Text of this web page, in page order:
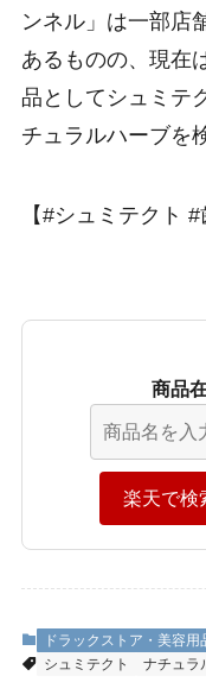
ンネル」は一部店
あるものの、現在
品としてシュミテ
チュラルハーブを
【#シュミテクト
商品
楽天で検
ドラックストア・美容用
シュミテクト
ナチュラ